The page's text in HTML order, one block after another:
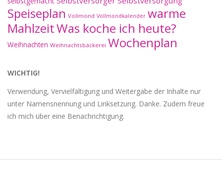
Speiseplan Vollmond Vollmondkalender warme
MahlzeitWas koche ich heute?
Weihnachten Weihnachtsbäckerei Wochenplan
WICHTIG!
Verwendung, Vervielfältigung und Weitergabe der Inhalte nur
unter Namensnennung und Linksetzung. Danke. Zudem freue
ich mich über eine Benachrichtigung.